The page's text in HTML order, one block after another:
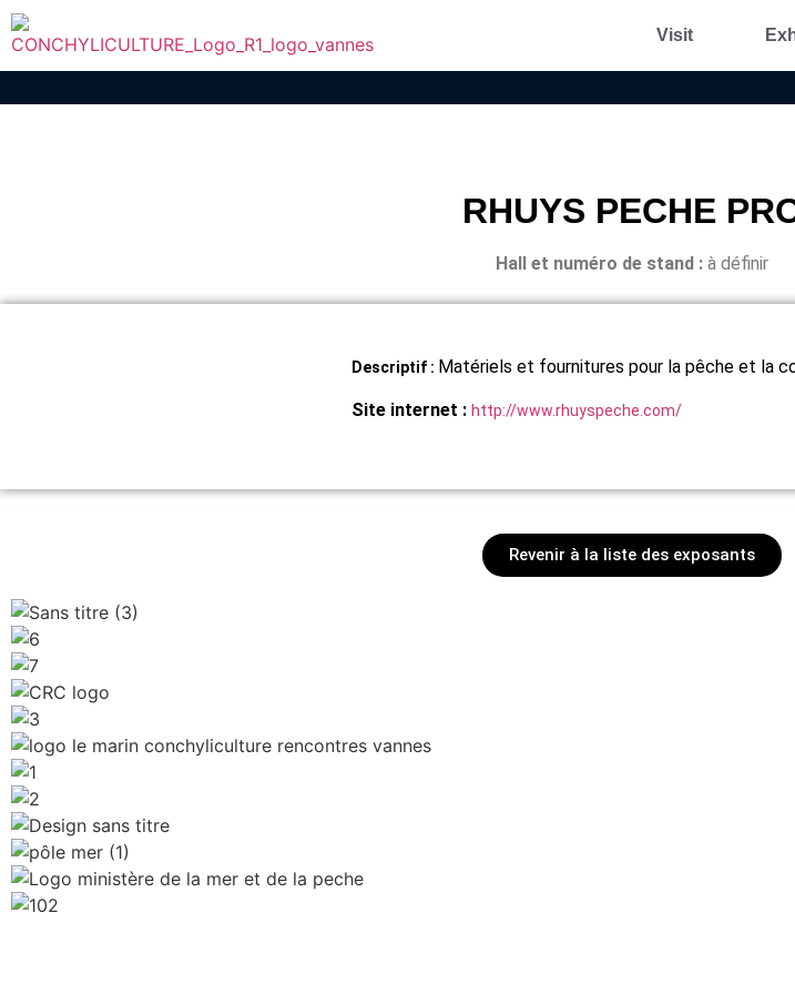
Visit
RHUYS PECHE
Hall et numéro de stand : à définir
Descriptif : Matériels et fournitures pour la pêche et la
Site internet : http://www.rhuyspeche.com/
Revenir à la liste des exposants